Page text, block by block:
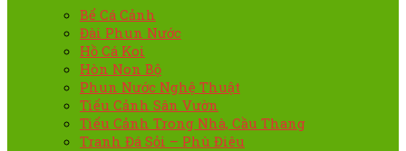
Bể Cá Cảnh
Đài Phun Nước
Hồ Cá Koi
Hòn Non Bộ
Phun Nước Nghệ Thuật
Tiểu Cảnh Sân Vườn
Tiểu Cảnh Trong Nhà, Cầu Thang
Tranh Đá Sỏi – Phù Điêu